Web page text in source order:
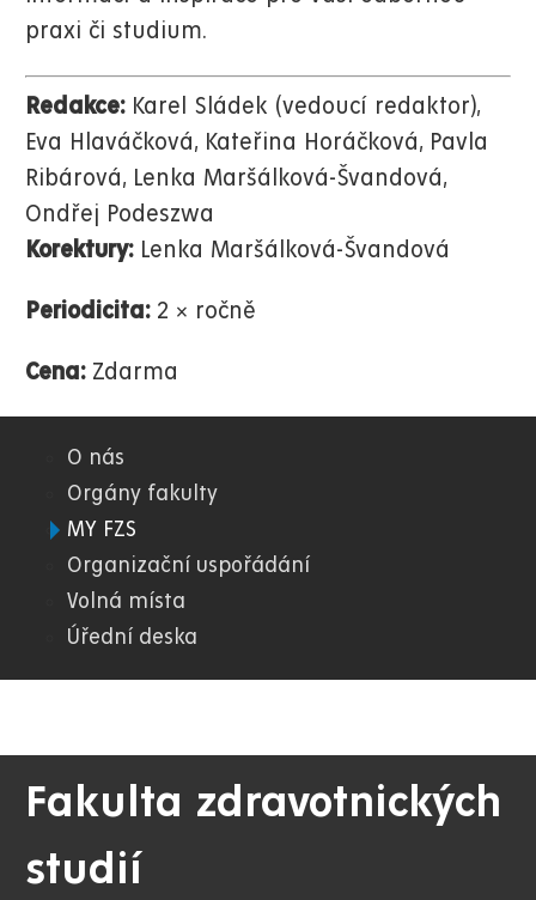
praxi či studium.
Redakce:Karel Sládek (vedoucí redaktor),
Eva Hlaváčková, Kateřina Horáčková, Pavla
Ribárová, Lenka Maršálková-Švandová,
Ondřej Podeszwa
Korektury:Lenka Maršálková-Švandová
Periodicita:2 × ročně
Cena:Zdarma
08.
FZS
O nás
Orgány fakulty
MY FZS
Organizační uspořádání
Volná místa
Úřední deska
Fakulta zdravotnických
studií